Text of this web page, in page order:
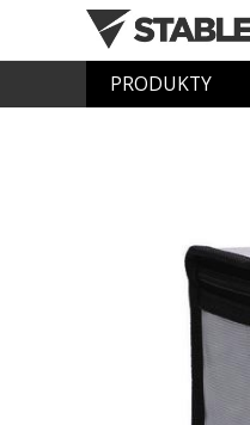
PRODUKTY